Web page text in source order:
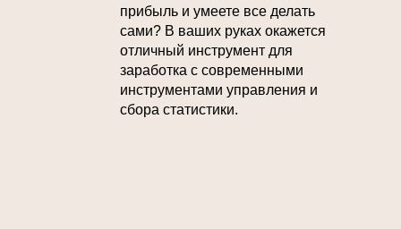
прибыль и умеете все делать
сами? В ваших руках окажется
отличный инструмент для
заработка с современными
инструментами управления и
сбора статистики.